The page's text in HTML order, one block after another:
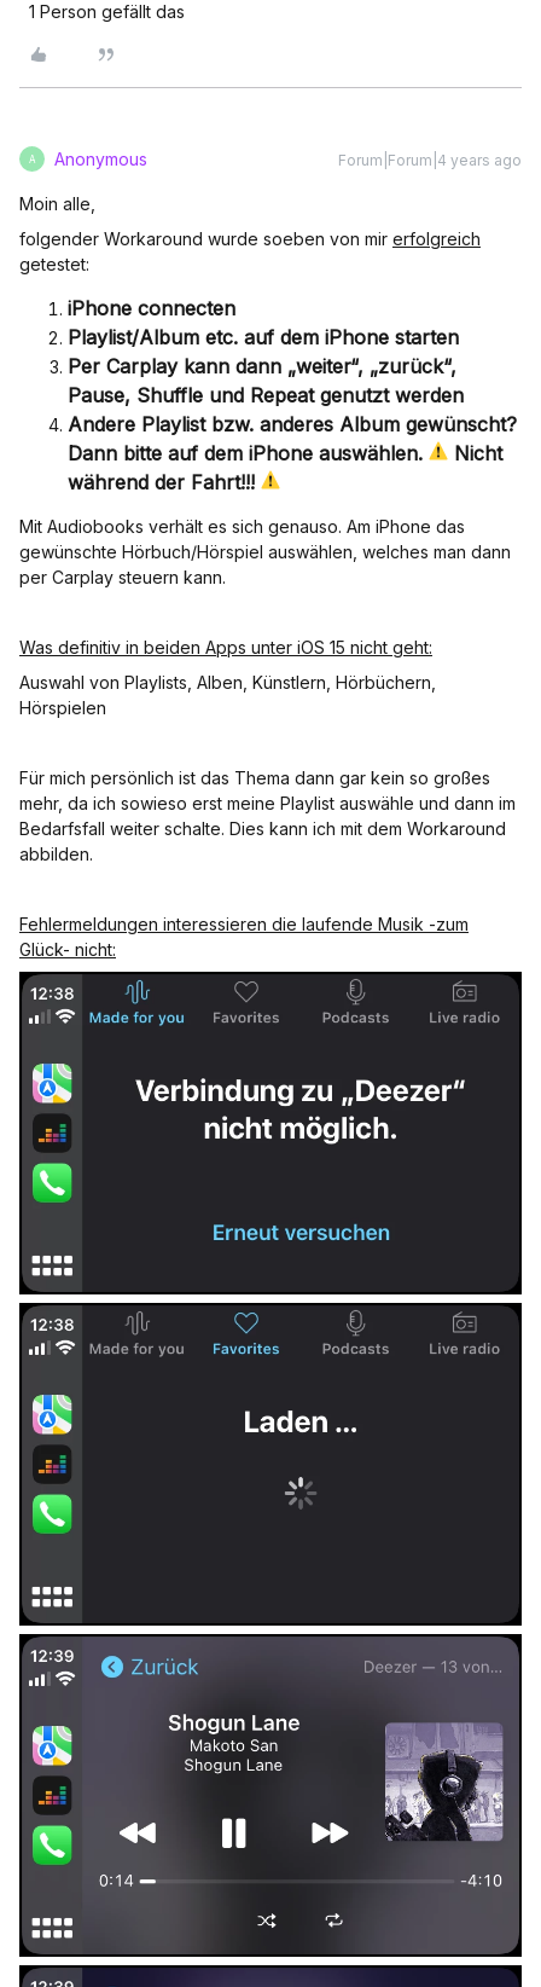
1 Person gefällt das
A Anonymous Forum|Forum|4 years ago
Moin alle,
folgender Workaround wurde soeben von mir erfolgreich
getestet:
iPhone connecten
Playlist/Album etc. auf dem iPhone starten
Per Carplay kann dann „weiter“, „zurück“,
Pause, Shuffle und Repeat genutzt werden
Andere Playlist bzw. anderes Album gewünscht?
Dann bitte auf dem iPhone auswählen.
Nicht
während der Fahrt!!!
Mit Audiobooks verhält es sich genauso. Am iPhone das
gewünschte Hörbuch/Hörspiel auswählen, welches man dann
per Carplay steuern kann.
Was definitiv in beiden Apps unter iOS 15 nicht geht:
Auswahl von Playlists, Alben, Künstlern, Hörbüchern,
Hörspielen
Für mich persönlich ist das Thema dann gar kein so großes
mehr, da ich sowieso erst meine Playlist auswähle und dann im
Bedarfsfall weiter schalte. Dies kann ich mit dem Workaround
abbilden.
Fehlermeldungen interessieren die laufende Musik -zum
Glück- nicht: